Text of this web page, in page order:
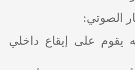
يقوم على إيقاع داخلي